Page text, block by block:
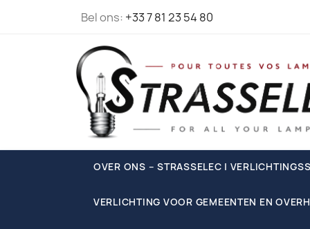
Bel ons: +33 7 81 23 54 80
OVER ONS – STRASSELEC |
VERLICHTING VOOR GEMEENTEN EN